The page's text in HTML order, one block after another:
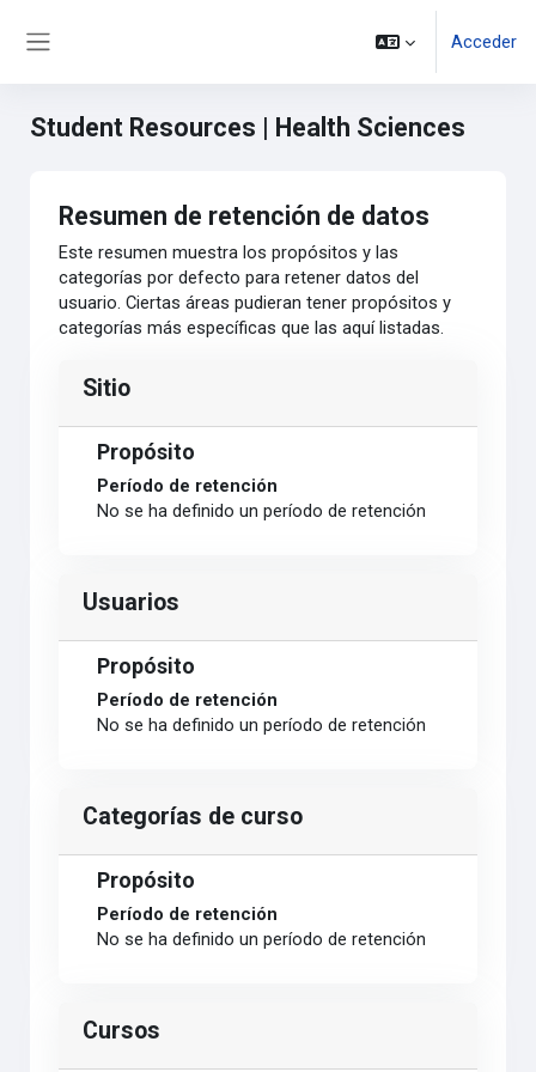
Acceder
Student Resources | Health Sciences
Resumen de retención de datos
Este resumen muestra los propósitos y las
categorías por defecto para retener datos del
usuario. Ciertas áreas pudieran tener propósitos y
categorías más específicas que las aquí listadas.
Sitio
Propósito
Período de retención
No se ha definido un período de retención
Usuarios
Propósito
Período de retención
No se ha definido un período de retención
Categorías de curso
Propósito
Período de retención
No se ha definido un período de retención
Cursos